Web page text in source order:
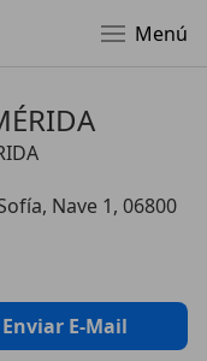
Menú
Nave 1, 06800
Enviar E-Mail